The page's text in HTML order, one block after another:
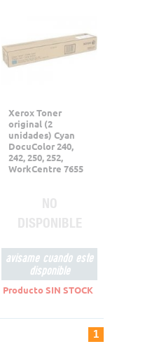
Producto SIN STOCK
Xerox Toner
original (2
unidades) Cyan
DocuColor 240,
242, 250, 252,
WorkCentre 7655
NO
DISPONIBLE
avisame cuando este
disponible
1